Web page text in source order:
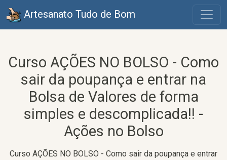
Artesanato Tudo de Bom
Curso AÇÕES NO BOLSO - Como
sair da poupança e entrar na
Bolsa de Valores de forma
simples e descomplicada!! -
Ações no Bolso
Curso AÇÕES NO BOLSO - Como sair da poupança e entrar